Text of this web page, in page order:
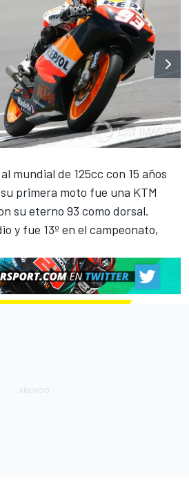
mundial de 125cc con 15 años
primera moto fue una KTM
su eterno 93 como dorsal.
y fue 13º en el campeonato,